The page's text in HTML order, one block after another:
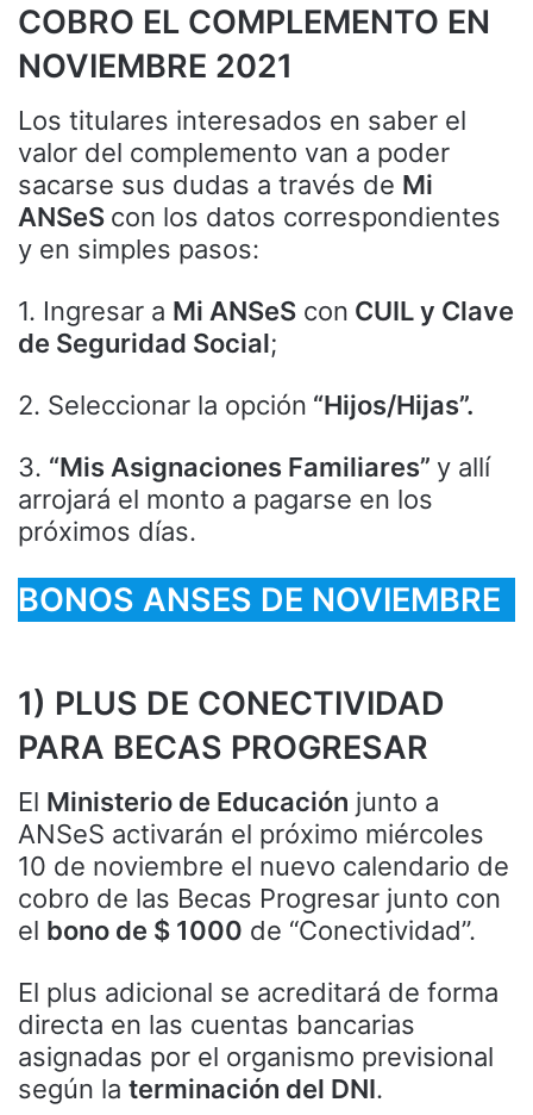
COBRO EL COMPLEMENTO EN
NOVIEMBRE 2021
Los titulares interesados en saber el
valor del complemento van a poder
sacarse sus dudas a través de Mi
ANSeS con los datos correspondientes
y en simples pasos:
1. Ingresar a Mi ANSeS con CUIL y Clave
de Seguridad Social;
2. Seleccionar la opción “Hijos/Hijas”.
3. “Mis Asignaciones Familiares” y allí
arrojará el monto a pagarse en los
próximos días.
BONOS ANSES DE NOVIEMBRE
1) PLUS DE CONECTIVIDAD
PARA BECAS PROGRESAR
El Ministerio de Educación junto a
ANSeS activarán el próximo miércoles
10 de noviembre el nuevo calendario de
cobro de las Becas Progresar junto con
el bono de $ 1000 de “Conectividad”.
El plus adicional se acreditará de forma
directa en las cuentas bancarias
asignadas por el organismo previsional
según la terminación del DNI.